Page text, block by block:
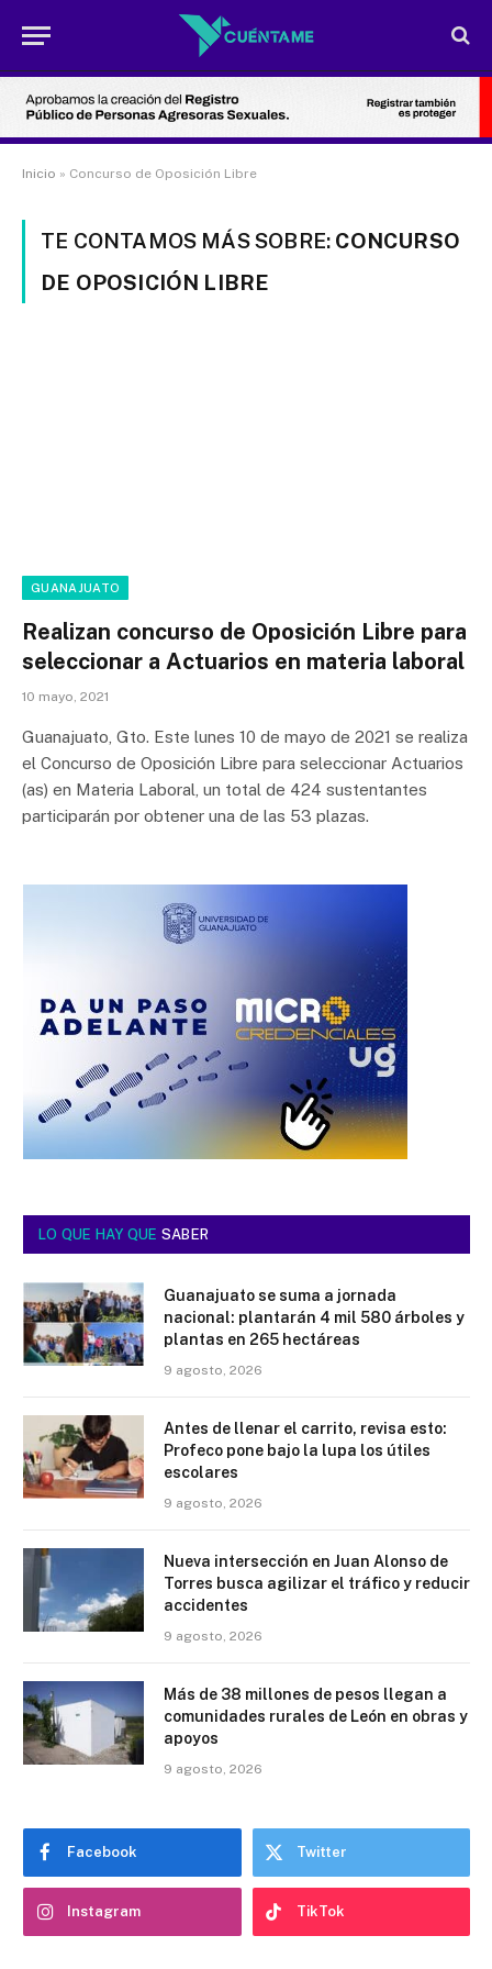
Inicio » Concurso de Oposición Libre
TE CONTAMOS MÁS SOBRE: CONCURSO
DE OPOSICIÓN LIBRE
GUANAJUATO
Realizan concurso de Oposición Libre para
seleccionar a Actuarios en materia laboral
10 mayo, 2021
Guanajuato, Gto. Este lunes 10 de mayo de 2021 se realiza
el Concurso de Oposición Libre para seleccionar Actuarios
(as) en Materia Laboral, un total de 424 sustentantes
participarán por obtener una de las 53 plazas.
LO QUE HAY QUE SABER
Guanajuato se suma a jornada
nacional: plantarán 4 mil 580 árboles y
plantas en 265 hectáreas
9 agosto, 2026
Antes de llenar el carrito, revisa esto:
Profeco pone bajo la lupa los útiles
escolares
9 agosto, 2026
Nueva intersección en Juan Alonso de
Torres busca agilizar el tráfico y reducir
accidentes
9 agosto, 2026
Más de 38 millones de pesos llegan a
comunidades rurales de León en obras y
apoyos
9 agosto, 2026
Facebook Twitter
Instagram TikTok